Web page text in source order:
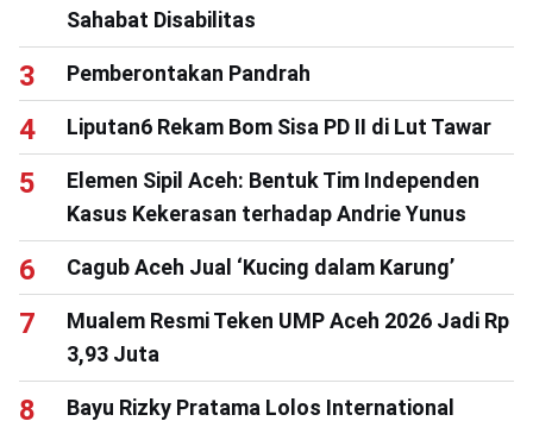
Sahabat Disabilitas
Pemberontakan Pandrah
Liputan6 Rekam Bom Sisa PD II di Lut Tawar
Elemen Sipil Aceh: Bentuk Tim Independen
Kasus Kekerasan terhadap Andrie Yunus
Cagub Aceh Jual ‘Kucing dalam Karung’
Mualem Resmi Teken UMP Aceh 2026 Jadi Rp
3,93 Juta
Bayu Rizky Pratama Lolos International